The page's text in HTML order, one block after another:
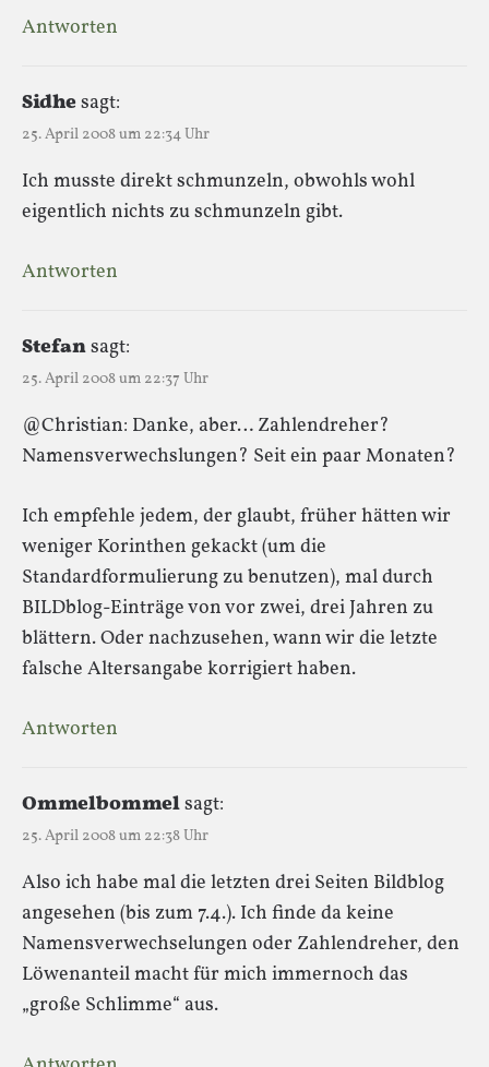
Antworten
Sidhesagt:
25. April 2008 um 22:34 Uhr
Ich musste direkt schmunzeln, obwohls wohl
eigentlich nichts zu schmunzeln gibt.
Antworten
Stefansagt:
25. April 2008 um 22:37 Uhr
@Christian: Danke, aber… Zahlendreher?
Namensverwechslungen? Seit ein paar Monaten?
Ich empfehle jedem, der glaubt, früher hätten wir
weniger Korinthen gekackt (um die
Standardformulierung zu benutzen), mal durch
BILDblog-Einträge von vor zwei, drei Jahren zu
blättern. Oder nachzusehen, wann wir die letzte
falsche Altersangabe korrigiert haben.
Antworten
Ommelbommelsagt:
25. April 2008 um 22:38 Uhr
Also ich habe mal die letzten drei Seiten Bildblog
angesehen (bis zum 7.4.). Ich finde da keine
Namensverwechselungen oder Zahlendreher, den
Löwenanteil macht für mich immernoch das
„große Schlimme“ aus.